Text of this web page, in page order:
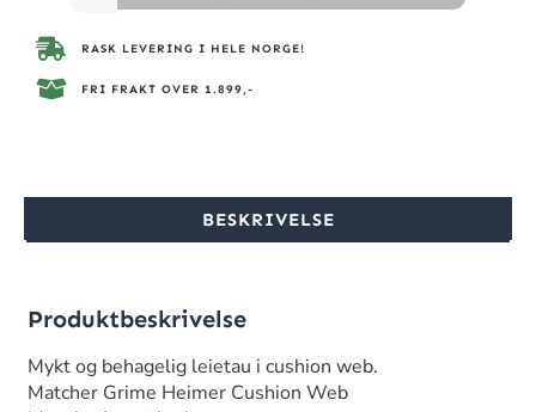
RASK LEVERING I HELE NORGE!
FRI FRAKT OVER 1.899,-
BESKRIVELSE
Produktbeskrivelse
Mykt og behagelig leietau i cushion web.
Matcher Grime Heimer Cushion Web